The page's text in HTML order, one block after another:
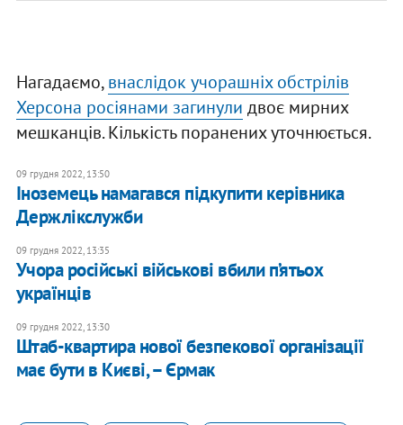
Нагадаємо,внаслідок учорашніх обстрілів
Херсона росіянами загинули двоє мирних
мешканців. Кількість поранених уточнюється.
09 грудня 2022, 13:50
Іноземець намагався підкупити керівника
Держлікслужби
09 грудня 2022, 13:35
Учора російські військові вбили п’ятьох
українців
09 грудня 2022, 13:30
​Штаб-квартира нової безпекової організації
має бути в Києві, – Єрмак